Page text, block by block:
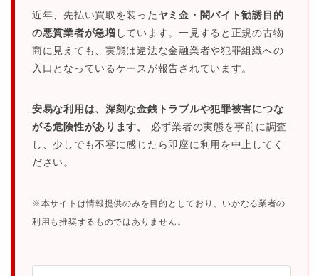
近年、先払い買取を装った ヤミ金・闇バイト勧誘目的
の悪質業者が急増 しています。一見すると正規の古物
商に見えても、実態は違法な金融業者や犯罪組織への
入口となっているケースが報告されています。
安易な利用は、深刻な金銭トラブルや犯罪被害につな
がる危険性があります。
必ず業者の実態を事前に調査
し、少しでも不審に感じたら即座に利用を中止してく
ださい。
※本サイトは情報提供のみを目的としており、いかなる業者の
利用も推奨するものではありません。